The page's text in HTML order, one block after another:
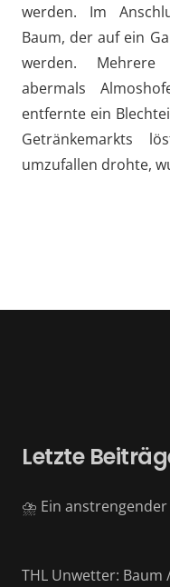
werden. Im
Baum, der auf ein
werden.
abermals
entfernte ein
Getränkemarkts
umzufallen drohte,
Letzte
⛈️ Ein anstrengender
THL Unwetter: Baum